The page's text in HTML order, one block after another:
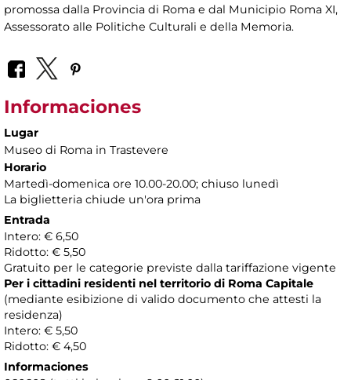
promossa dalla Provincia di Roma e dal Municipio Roma XI,
Assessorato alle Politiche Culturali e della Memoria.
Informaciones
Lugar
Museo di Roma in Trastevere
Horario
Martedì-domenica ore 10.00-20.00; chiuso lunedì
La biglietteria chiude un'ora prima
Entrada
Intero: € 6,50
Ridotto: € 5,50
Gratuito per le categorie previste dalla tariffazione vigente
Per i cittadini residenti nel territorio di Roma Capitale
(mediante esibizione di valido documento che attesti la
residenza)
Intero: € 5,50
Ridotto: € 4,50
Informaciones